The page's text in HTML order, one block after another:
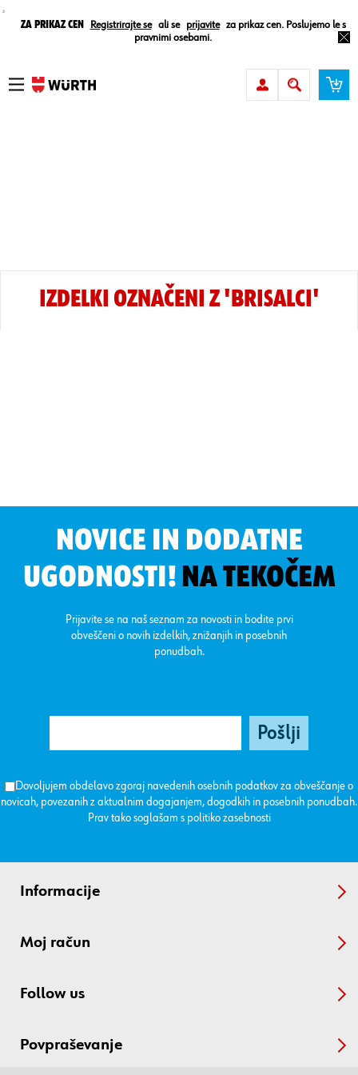
¸
Za prikaz cen Registrirajte se ali se prijavite
za prikaz cen. Poslujemo le s
pravnimi osebami.
IZDELKI OZNAČENI Z 'BRISALCI'
NOVICE IN DODATNE
UGODNOSTI! NA TEKOČEM
Prijavite se na naš seznam za novosti in bodite prvi
obveščeni o novih izdelkih, znižanjih in posebnih
ponudbah.
Dovoljujem obdelavo zgoraj navedenih osebnih podatkov za obveščanje o
novicah, povezanih z aktualnim dogajanjem, dogodkih in posebnih ponudbah.
Prav tako soglašam s politiko zasebnosti
Informacije
Moj račun
Follow us
Povpraševanje